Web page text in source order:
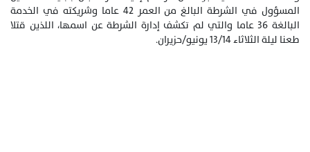
المسؤول في الشرطة البالغ من العمر 42 عاما وشريكته في الخدمة
البالغة 36 عاما والتي لم تكشف إدارة الشرطة عن اسمها، اللذين قتلا
طعنا ليلة الثلاثاء 13/14 يونيو/حزيران.